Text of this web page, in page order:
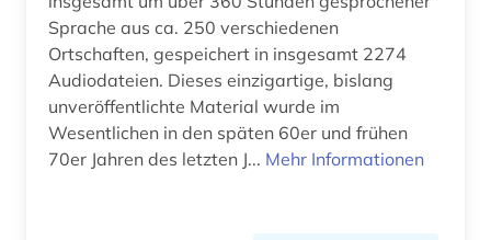
jordanien (1)
judaistik (2)
juden (3)
judentum (6)
Sprache aus ca. 250 verschiedenen
Ortschaften, gespeichert in insgesamt 2274
Audiodateien. Dieses einzigartige, bislang
unveröffentlichte Material wurde im
Wesentlichen in den späten 60er und frühen
70er Jahren des letzten J... Mehr Informationen